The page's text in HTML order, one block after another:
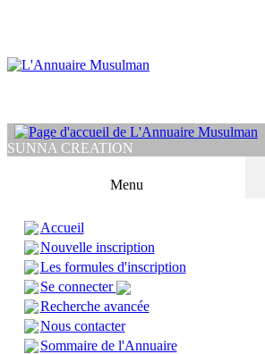
SUNNA CREATION
Menu
Accueil
Nouvelle inscription
Les formules d'inscription
Se connecter
Recherche avancée
Nous contacter
Sommaire de l'Annuaire